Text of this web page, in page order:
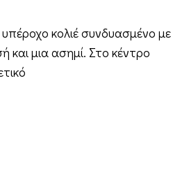
κολιέ συνδυασμένο με
και μια ασημί. Στο κέντρο